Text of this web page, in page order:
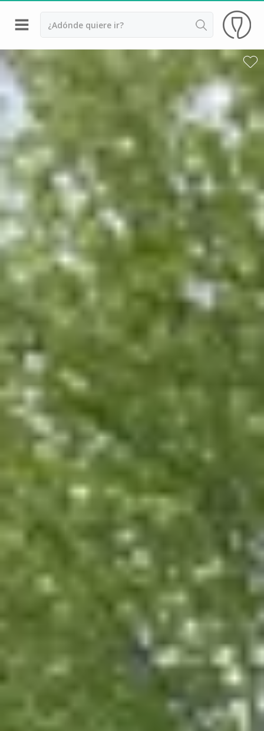
Volver
Bodegas y cata de vinos Alsacia
Bodegas y cata de vinos Beaujolais
Bodegas y cata de vinos Borgoña
Bodegas y cata de vinos Bordeaux
Destilerías y cata de calvados
Bodegas y cata de champagne
Bodegas y cata de vinos Jura
Bodegas y cata de vinos Languedoc Rosellón
Destilerias de ron Martinica
Bodegas y cata de vinos Provenza
Bodegas y cata de vinos Savoie
Bodegas y cata de vinos Sudoeste Francia
Bodegas y cata de vinos Valle del Loira
Bodegas y cata de vinos Valle del Ródano
Bodegas y cata de vinos Carcassonne
Bodegas y cata de vinos Dijon
Bodegas y cata de vinos Narbona
Bodegas y cata de vinos Nimes
Bodegas y cata de vinos Reims
Bodegas y cata de vinos Saint Emilion